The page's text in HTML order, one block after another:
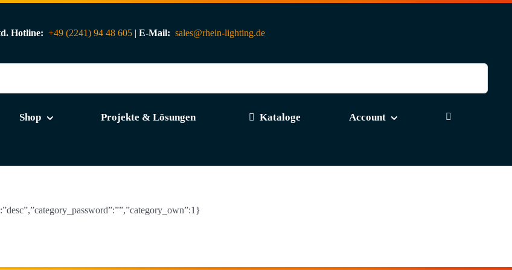
Hotline: +49 (2241) 94 48 605 | E-Mail: sales@rhein-lighting.de
Shop Projekte & Lösungen Kataloge Account